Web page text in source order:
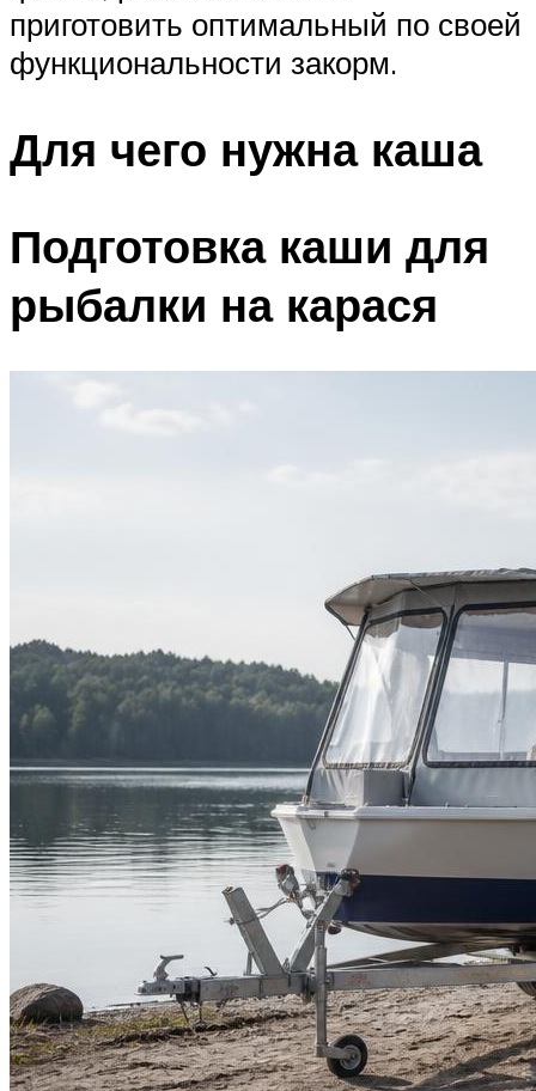
приготовить оптимальный по своей
функциональности закорм.
Для чего нужна каша
Подготовка каши для
рыбалки на карася